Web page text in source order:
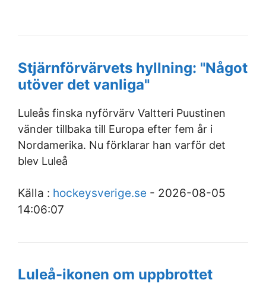
Stjärnförvärvets hyllning: "Något
utöver det vanliga"
Luleås finska nyförvärv Valtteri Puustinen
vänder tillbaka till Europa efter fem år i
Nordamerika. Nu förklarar han varför det
blev Luleå
Källa : hockeysverige.se - 2026-08-05
14:06:07
Luleå-ikonen om uppbrottet